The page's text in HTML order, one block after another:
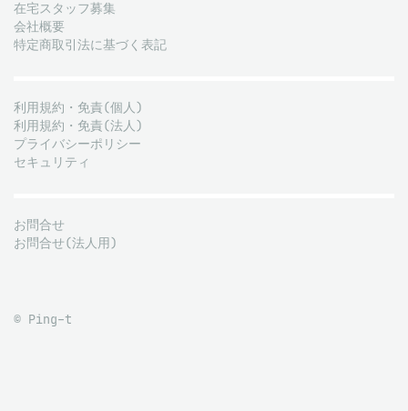
在宅スタッフ募集
会社概要
特定商取引法に基づく表記
利用規約・免責(個人)
利用規約・免責(法人)
プライバシーポリシー
セキュリティ
お問合せ
お問合せ(法人用)
© Ping-t